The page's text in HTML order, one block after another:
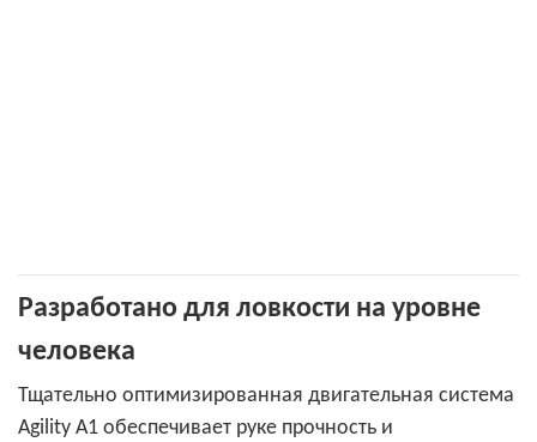
Разработано для ловкости на уровне
человека
Тщательно оптимизированная двигательная система
Agility A1 обеспечивает руке прочность и